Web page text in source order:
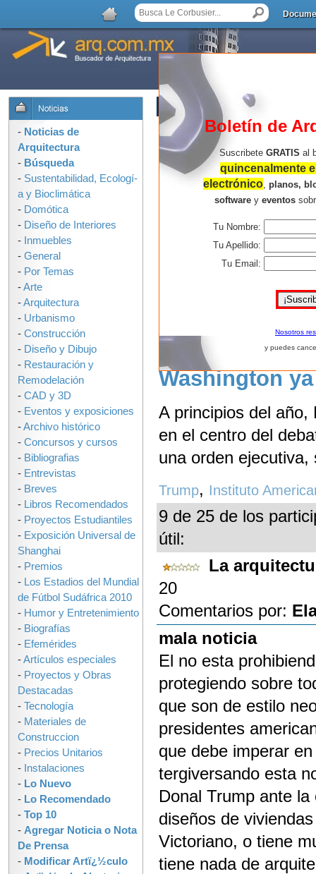
LISTA DE COMENTARIOS
Washington
A principios del año,
en el centro del
una orden
Trump, Instituto
9 de 25 de los
útil:
La
20
Comentarios por:
mala noticia
El no esta
protegiendo sobre
que son de estilo
presidentes
que debe imperar
tergiversando esta
Donal Trump ante
diseños de
Victoriano, o tiene
tiene nada de
Boletín de
Suscribete GRATIS al
quincenalmente
electrónico, planos,
softwarey eventos
Tu Nombre:
Tu Apellido:
Tu Email:
Nosotros
y puedes
- Noticias de
Arquitectura
- Búsqueda
- Sustentabilidad, Ecologí­
a y Bioclimática
- Domótica
- Diseño de Interiores
- Inmuebles
- General
- Por Temas
-Arte
-Arquitectura
- Urbanismo
- Construcción
- Diseño y Dibujo
- Restauración y
Remodelación
- CAD y 3D
- Eventos y exposiciones
-Archivo histórico
- Concursos y cursos
- Bibliografias
- Entrevistas
- Breves
- Libros Recomendados
- Proyectos Estudiantiles
- Exposición Universal de
Shanghai
- Premios
- Los Estadios del Mundial
de Fútbol Sudáfrica 2010
- Humor y Entretenimiento
- Biografías
- Efemérides
-Artículos especiales
- Proyectos y Obras
Destacadas
- Tecnología
- Materiales de
Construccion
- Precios Unitarios
- Instalaciones
- Lo Nuevo
- Lo Recomendado
- Top 10
- Agregar Noticia o Nota
De Prensa
- Modificar Artï¿½culo